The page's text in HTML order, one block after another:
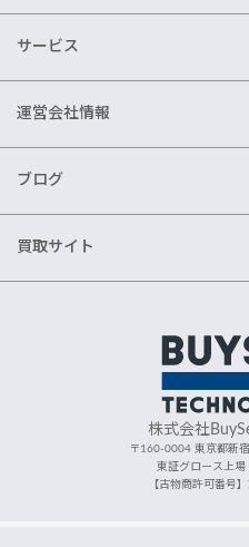
サービス
運営会社情報
ブログ
買取サイト
株式会社
〒160-0004 東京都新
東証グロース上
【古物商許可番号